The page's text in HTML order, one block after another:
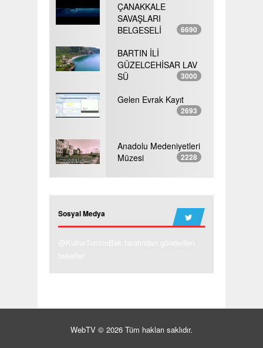
ÇANAKKALE
SAVAŞLARI
BELGESELİ
6690
BARTIN İLİ
GÜZELCEHİSAR LAV
SÜ
3000
Gelen Evrak Kayıt
2693
Anadolu Medeniyetleri
Müzesi
2228
Sosyal Medya
@KulturTurizmBak tarafından gönderilen
tweetler
WebTV © 2026 Tüm hakları saklıdır.